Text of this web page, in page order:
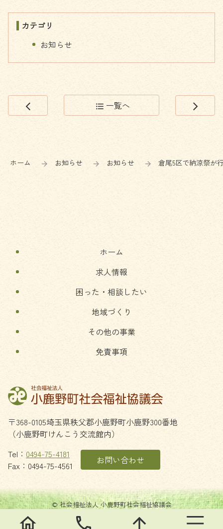
カテゴリ
お知らせ
arrow_back_ios format_list_bulleted 一覧へ arrow_forward_ios
ホーム お知らせ お知らせ 倉尾5区で納涼祭が
〒368-0105埼玉県秩父郡小鹿野町小鹿野300番地
（小鹿野町けんこう交流館内）
Tel： 0494-75-4181
Fax：0494-75-4561
お問い合わせ
ホーム
求人情報
困った・相談したい
地域づくり
その他の事業
免責事項
© 社会福祉法人 小鹿野町社会福祉協議会
home phone arrow_upward